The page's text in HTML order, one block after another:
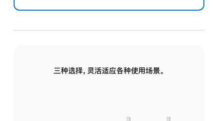
三种选择，灵活适应各种使用场景。